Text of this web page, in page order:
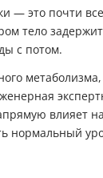
— это почти
тело
с потом.
влияет
нормальный